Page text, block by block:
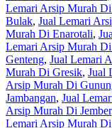
Lemari Arsip Murah
Bulak, Jual Lemari
Murah Di Enarotali,
Lemari Arsip Murah
Genteng, Jual Lemari
Murah Di Gresik, Jual
Arsip Murah Di
Jambangan, Jual
Arsip Murah Di Jember
Lemari Arsip Murah